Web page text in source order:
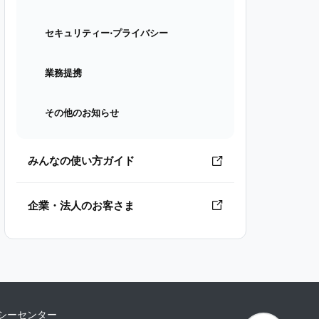
セキュリティー⋅プライバシー
業務提携
その他のお知らせ
みんなの使い方ガイド
企業・法人のお客さま
ーセンター